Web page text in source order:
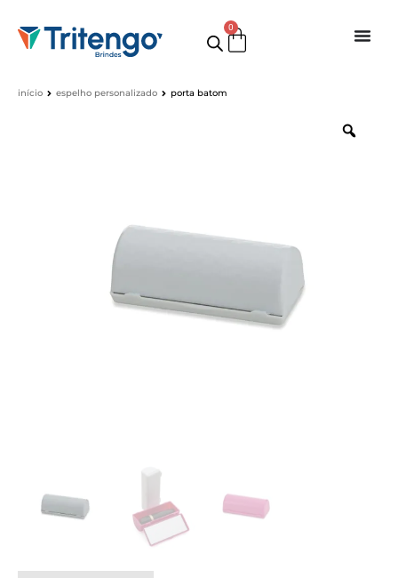
0
início espelho personalizado porta batom